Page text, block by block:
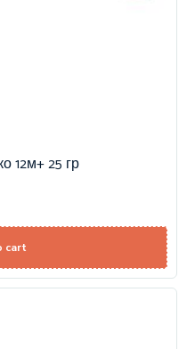
12м+ 25 гр
cart